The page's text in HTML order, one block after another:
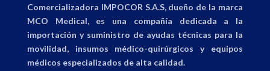
Comercializadora IMPOCOR S.A.S, dueño de la marca
MCO Medical, es una compañía dedicada a la
importación y suministro de ayudas técnicas para la
movilidad, insumos médico-quirúrgicos y equipos
médicos especializados de alta calidad.